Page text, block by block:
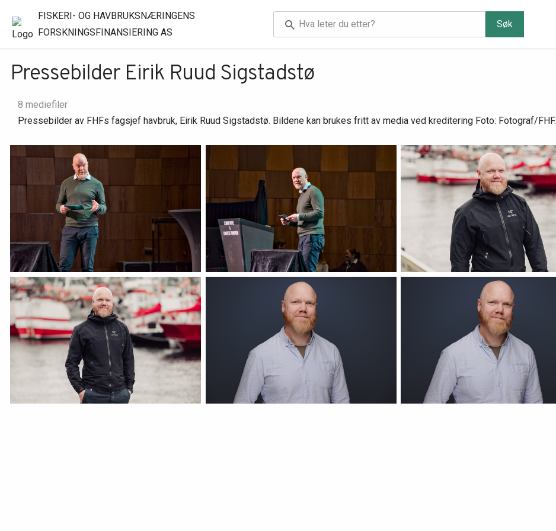
FISKERI- OG HAVBRUKSNÆRINGENS
FORSKNINGSFINANSIERING AS
Søk
Pressebilder Eirik Ruud Sigstadstø
8 mediefiler
Pressebilder av FHFs fagsjef havbruk, Eirik Ruud Sigstadstø. Bildene kan brukes fritt av media ved kreditering Foto: Fotograf/FHF.